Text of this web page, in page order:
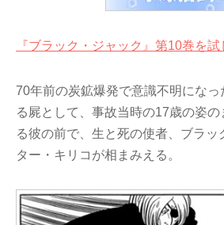
『ブラック・ジャック』第10巻を試
70年前の炭鉱爆発で意識不明にな
る屍として、事故当時の17歳の姿
る彼の前で、生と死の使者、ブラッ
ター・キリコが相まみえる。